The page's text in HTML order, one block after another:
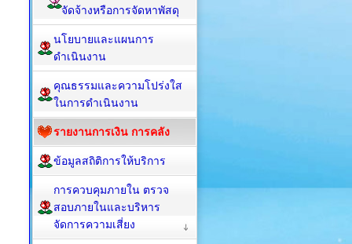
จัดจ้างหรือการจัดหาพัสดุ
นโยบายและแผนการ
ดำเนินงาน
คุณธรรมและความโปร่งใส
ในการดำเนินงาน
รายงานการเงิน การคลัง
ข้อมูลสถิติการให้บริการ
การควบคุมภายใน ตรวจ
สอบภายในและบริหาร
จัดการความเสี่ยง